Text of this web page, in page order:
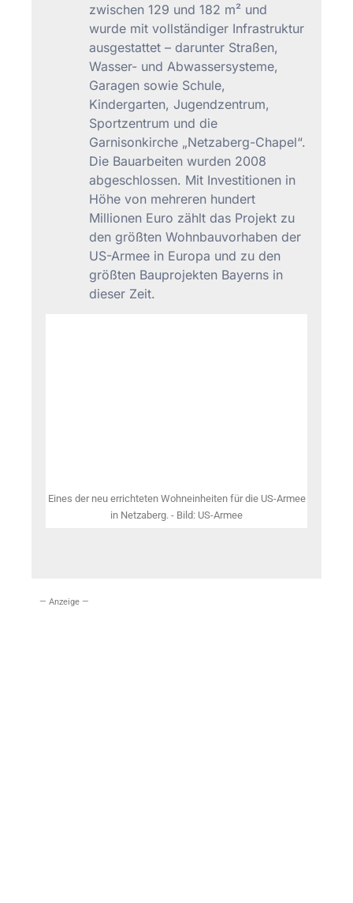
Eines der neu errichteten Wohneinheiten für die US-Armee
in Netzaberg. - Bild: US-Armee
zwischen 129 und 182 m² und
wurde mit vollständiger Infrastruktur
ausgestattet – darunter Straßen,
Wasser- und Abwassersysteme,
Garagen sowie Schule,
Kindergarten, Jugendzentrum,
Sportzentrum und die
Garnisonkirche „Netzaberg-Chapel“.
Die Bauarbeiten wurden 2008
abgeschlossen. Mit Investitionen in
Höhe von mehreren hundert
Millionen Euro zählt das Projekt zu
den größten Wohnbauvorhaben der
US-Armee in Europa und zu den
größten Bauprojekten Bayerns in
dieser Zeit.
— Anzeige —